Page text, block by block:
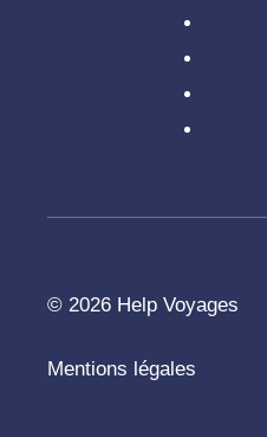
© 2026 Help Voyages
Mentions légales